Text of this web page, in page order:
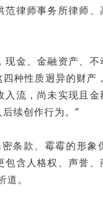
律师事务所律师
现金、金融资产、
种性质迥异的财产
流，尚未实现且
续创作行为。”
密条款、霉霉的形
含人格权、声誉
。